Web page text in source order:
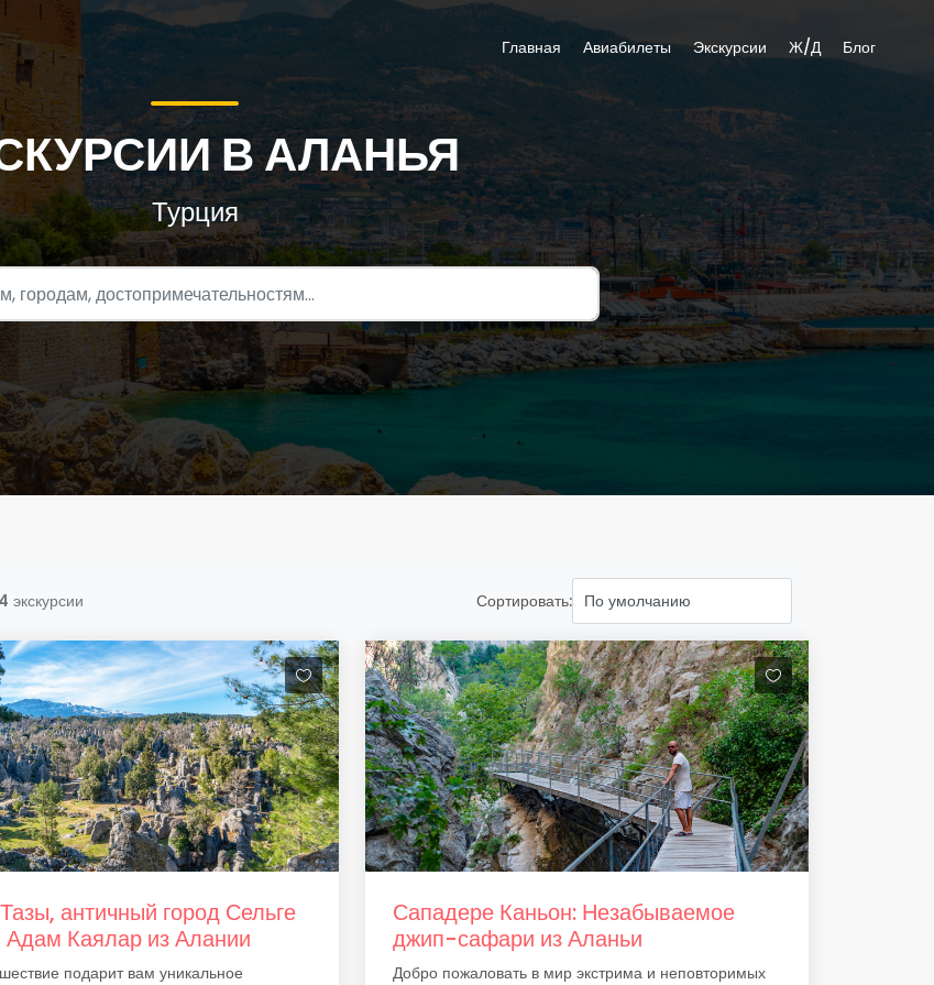
Главная Авиабилеты Экскурсии Ж/Д Блог
В АЛАНЬЯ
Турция
экскурсии Сортировать:
античный город Сельге
Адам Каялар из Алании
подарит вам уникальное
Сападере Каньон: Незабываемое
джип-сафари из Аланьи
Добро пожаловать в мир экстрима и неповторимых